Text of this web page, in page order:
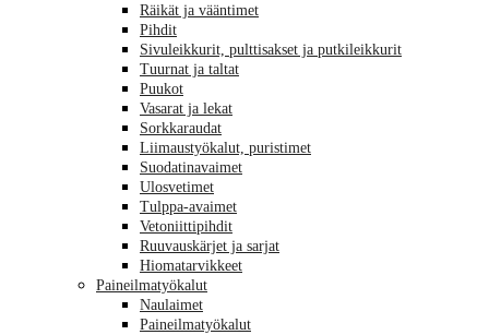
Räikät ja vääntimet
Pihdit
Sivuleikkurit, pulttisakset ja putkileikkurit
Tuurnat ja taltat
Puukot
Vasarat ja lekat
Sorkkaraudat
Liimaustyökalut, puristimet
Suodatinavaimet
Ulosvetimet
Tulppa-avaimet
Vetoniittipihdit
Ruuvauskärjet ja sarjat
Hiomatarvikkeet
Paineilmatyökalut
Naulaimet
Paineilmatyökalut